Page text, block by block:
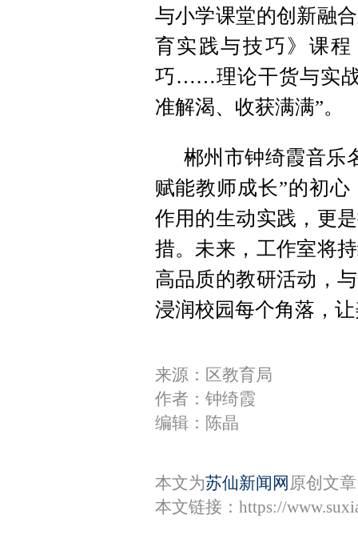
与小学课堂的创新融
育实践与技巧》课
巧……理论干货与实
准解渴、收获满满”。
郴州市钟绮霞音乐
赋能教师成长”的初
作用的生动实践，更
措。未来，工作室将
高品质的教研活动，
浸润校园每个角落，
来源：区教育局
作者：钟绮霞
编辑：陈晶
本文为苏仙新闻网 原创文
本文链接： https://